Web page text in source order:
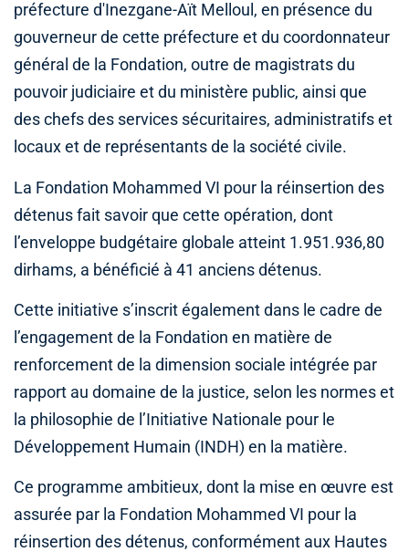
préfecture d'Inezgane-Aït Melloul, en présence du
gouverneur de cette préfecture et du coordonnateur
général de la Fondation, outre de magistrats du
pouvoir judiciaire et du ministère public, ainsi que
des chefs des services sécuritaires, administratifs et
locaux et de représentants de la société civile.
La Fondation Mohammed VI pour la réinsertion des
détenus fait savoir que cette opération, dont
l’enveloppe budgétaire globale atteint 1.951.936,80
dirhams, a bénéficié à 41 anciens détenus.
Cette initiative s’inscrit également dans le cadre de
l’engagement de la Fondation en matière de
renforcement de la dimension sociale intégrée par
rapport au domaine de la justice, selon les normes et
la philosophie de l’Initiative Nationale pour le
Développement Humain (INDH) en la matière.
Ce programme ambitieux, dont la mise en œuvre est
assurée par la Fondation Mohammed VI pour la
réinsertion des détenus, conformément aux Hautes